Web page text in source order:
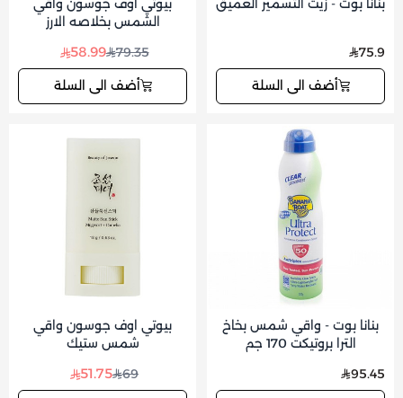
بنانا بوت - زيت التسمير العميق
75.9
أضف الى السلة
بيوتي اوف جوسون واقي
الشمس بخلاصه الارز
79.35
58.99
أضف الى السلة
بنانا بوت - واقي شمس بخاخ
الترا بروتيكت 170 جم
95.45
بيوتي اوف جوسون واقي
شمس ستيك
69
51.75